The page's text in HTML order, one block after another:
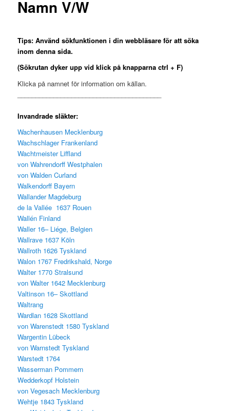
Namn V/W
Tips: Använd sökfunktionen i din webbläsare för att söka
inomdenna sida.
(Sökrutan dyker upp vid klick på knapparna ctrl + F)
Klicka på namnet för information om källan.
Invandrade släkter:
Wachenhausen Mecklenburg
Wachschlager Frankenland
Wachtmeister Liffland
von Wahrendorff Westphalen
von Walden Curland
Walkendorff Bayern
Wallander Magdeburg
de la Vallée 1637 Rouen
Wallén Finland
Waller 16– Liége, Belgien
Wallrave 1637 Köln
Wallroth 1626 Tyskland
Walon 1767 Fredrikshald, Norge
Walter 1770 Stralsund
von Walter 1642 Mecklenburg
Valtinson 16– Skottland
Waltrang
Wardlan 1628 Skottland
von Warenstedt 1580 Tyskland
Wargentin Lübeck
von Warnstedt Tyskland
Warstedt 1764
Wasserman Pommern
Wedderkopf Holstein
von Vegesach Mecklenburg
Wehtje 1843 Tyskland